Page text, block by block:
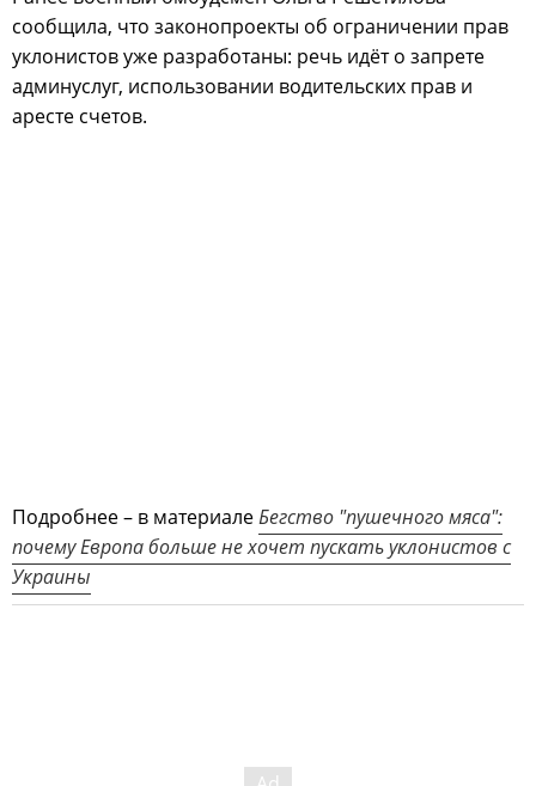
сообщила, что законопроекты об ограничении прав
уклонистов уже разработаны: речь идёт о запрете
админуслуг, использовании водительских прав и
аресте счетов.
Подробнее – в материалеБегство "пушечного мяса":
почему Европа больше не хочет пускать уклонистов с
Украины